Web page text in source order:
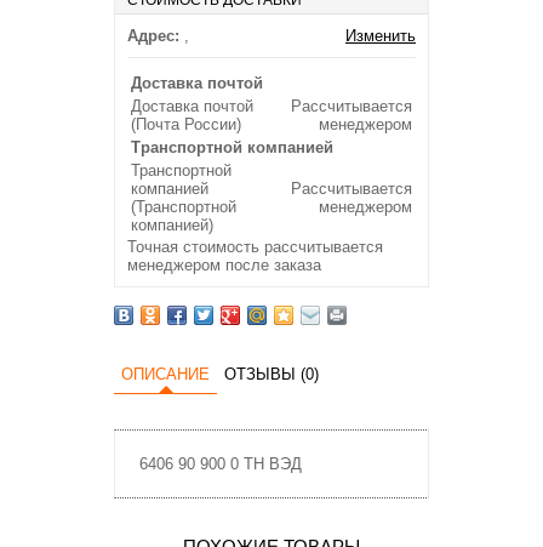
Адрес: , Изменить
Доставка почтой
Доставка почтой
(Почта России)
Рассчитывается
менеджером
Транспортной компанией
Транспортной
компанией
(Транспортной
компанией)
Рассчитывается
менеджером
Точная стоимость рассчитывается
менеджером после заказа
ОПИСАНИЕ ОТЗЫВЫ (0)
6406 90 900 0 ТН ВЭД